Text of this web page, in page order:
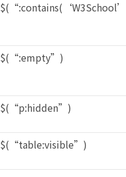
$(“:empty”)
$(“p:hidden”)
$(“table:visible”)